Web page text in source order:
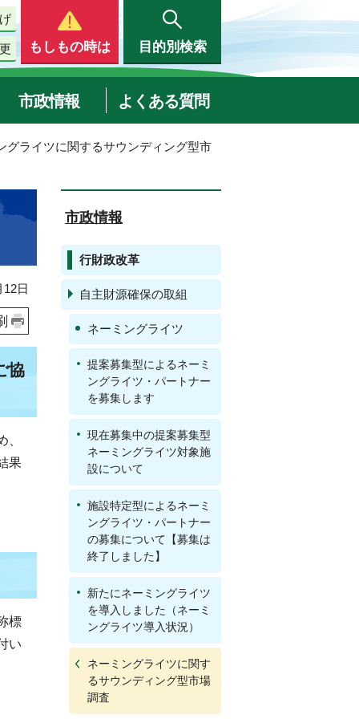
もしもの時は 目的別検索
市政情報 よくある質問
グライツに関するサウンディング型市
日
協
果
標
い
市政情報
行財政改革
自主財源確保の取組
ネーミングライツ
提案募集型によるネーミ
ングライツ・パートナー
を募集します
現在募集中の提案募集型
ネーミングライツ対象施
設について
施設特定型によるネーミ
ングライツ・パートナー
の募集について【募集は
終了しました】
新たにネーミングライツ
を導入しました（ネーミ
ングライツ導入状況）
ネーミングライツに関す
るサウンディング型市場
調査